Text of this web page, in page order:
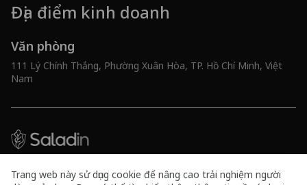
Địa điểm kinh doanh
Văn phòng
111 Lý Chính Thắng, Phường Xuân Hòa, TP. Hồ Chí Minh, Việt
Nam
Mã số doanh nghiệp 0316591461
Trang web này sử dụng cookie để nâng cao trải nghiệm người